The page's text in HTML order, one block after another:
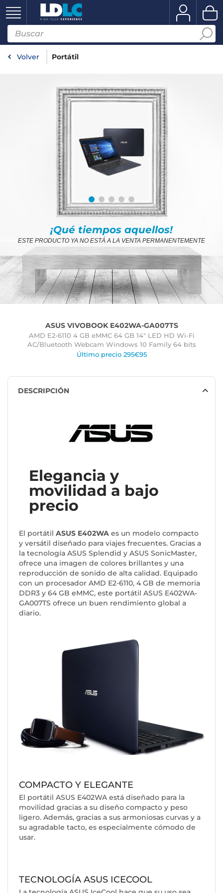
Volver Portátil
¡Qué tiempos aquellos!
ESTE PRODUCTO YA NO ESTÁ A LA VENTA PERMANENTEMENTE
ASUS VIVOBOOK E402WA-GA007TS
AMD E2-6110 4 GB eMMC 64 GB 14" LED HD Wi-Fi
AC/Bluetooth Webcam Windows 10 Family 64 bits
Último precio 295€95
DESCRIPCIÓN
Elegancia y
movilidad a bajo
precio
El portátil ASUS E402WA es un modelo compacto
y versátil diseñado para viajes frecuentes. Gracias a
la tecnología ASUS Splendid y ASUS SonicMaster,
ofrece una imagen de colores brillantes y una
reproducción de sonido de alta calidad. Equipado
con un procesador AMD E2-6110, 4 GB de memoria
DDR3 y 64 GB eMMC, este portátil ASUS E402WA-
GA007TS ofrece un buen rendimiento global a
diario.
COMPACTO Y ELEGANTE
El portátil ASUS E402WA está diseñado para la
movilidad gracias a su diseño compacto y peso
ligero. Además, gracias a sus armoniosas curvas y a
su agradable tacto, es especialmente cómodo de
usar.
TECNOLOGÍA ASUS ICECOOL